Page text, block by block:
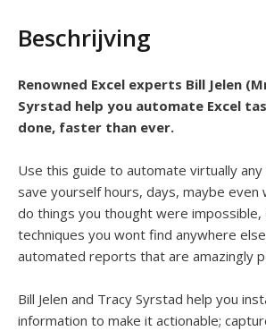
Beschrijving
Renowned Excel experts Bill Jelen
Syrstad help you automate Excel
done, faster than ever.
Use this guide to automate virtually any
save yourself hours, days, maybe even
do things you thought were impossible,
techniques you wont find anywhere
automated reports that are amazingly
Bill Jelen and Tracy Syrstad help you
information to make it actionable;